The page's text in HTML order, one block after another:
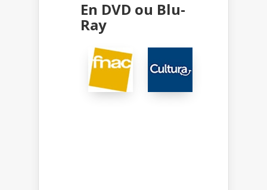
En DVD ou Blu-
Ray